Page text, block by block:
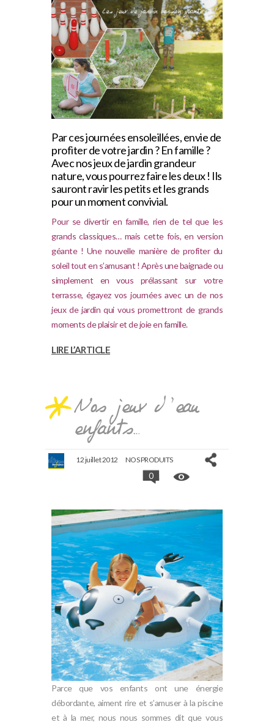
Par ces journées ensoleillées, envie de
profiter de votre jardin ? En famille ?
Avec nos jeux de jardin grandeur
nature, vous pourrez faire les deux ! Ils
sauront ravir les petits et les grands
pour un moment convivial.
Pour se divertir en famille, rien de tel que les
grands classiques… mais cette fois, en version
géante ! Une nouvelle manière de profiter du
soleil tout en s’amusant ! Après une baignade ou
simplement en vous prélassant sur votre
terrasse, égayez vos journées avec un de nos
jeux de jardin qui vous promettront de grands
moments de plaisir et de joie en famille.
LIRE L’ARTICLE
Nos jeux d’eau
enfants…
12 juillet 2012 NOS PRODUITS
0
Parce que vos enfants ont une énergie
débordante, aiment rire et s’amuser à la piscine
et à la mer, nous nous sommes dit que vous